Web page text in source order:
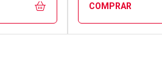
COMPRAR